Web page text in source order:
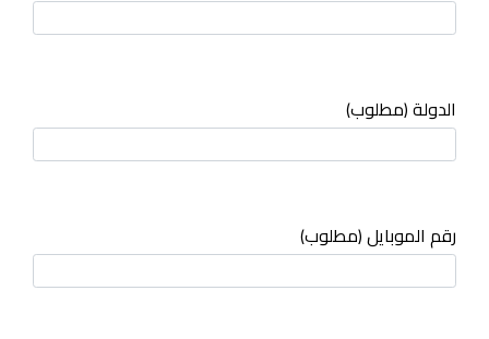
الدولة (مطلوب)
رقم الموبايل (مطلوب)